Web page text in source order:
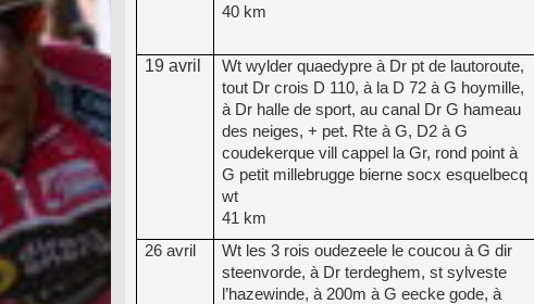
40 km
19 avril
Wt wylder quaedypre à Dr pt de lautoroute,
tout Dr crois D 110, à la D 72 à G hoymille,
à Dr halle de sport, au canal Dr G hameau
des neiges, + pet. Rte à G, D2 à G
coudekerque vill cappel la Gr, rond point à
G petit millebrugge bierne socx esquelbecq
wt
41 km
26 avril
Wt les 3 rois oudezeele le coucou à G dir
steenvorde, à Dr terdeghem, st sylveste
l’hazewinde, à 200m à G eecke gode, à